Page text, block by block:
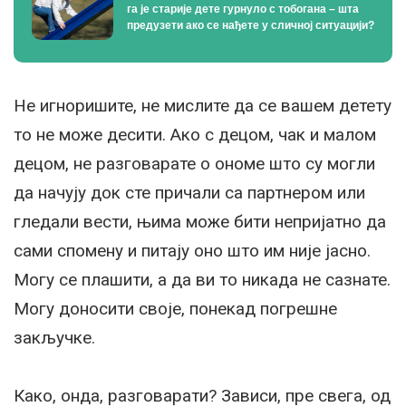
га је старије дете гурнуло с тобогана – шта
предузети ако се нађете у сличној ситуацији?
Не игноришите, не мислите да се вашем детету
то не може десити. Ако с децом, чак и малом
децом, не разговарате о ономе што су могли
да начују док сте причали са партнером или
гледали вести, њима може бити непријатно да
сами спомену и питају оно што им није јасно.
Могу се плашити, а да ви то никада не сазнате.
Могу доносити своје, понекад погрешне
закључке.
Како, онда, разговарати? Зависи, пре свега, од